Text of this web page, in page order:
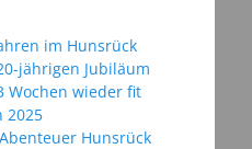
im Hunsrück
jährigen Jubiläum
wieder fit
2025
Hunsrück